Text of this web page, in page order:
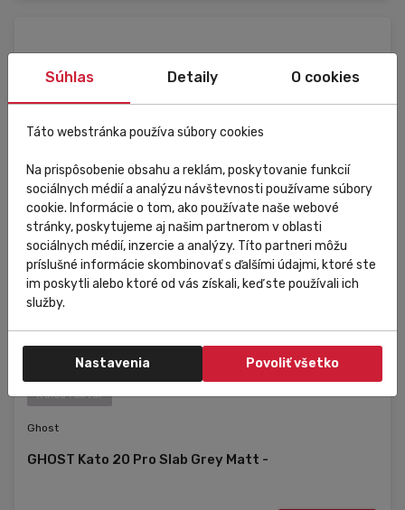
Külső raktár
Ghost
GHOST Kato 20 Pro Slab Grey Matt -
Súhlas Detaily O cookies
Táto webstránka používa súbory cookies
Na prispôsobenie obsahu a reklám, poskytovanie funkcií
sociálnych médií a analýzu návštevnosti používame súbory
cookie. Informácie o tom, ako používate naše webové
stránky, poskytujeme aj našim partnerom v oblasti
sociálnych médií, inzercie a analýzy. Títo partneri môžu
príslušné informácie skombinovať s ďalšími údajmi, ktoré ste
im poskytli alebo ktoré od vás získali, keď ste používali ich
služby.
Nastavenia Povoliť všetko